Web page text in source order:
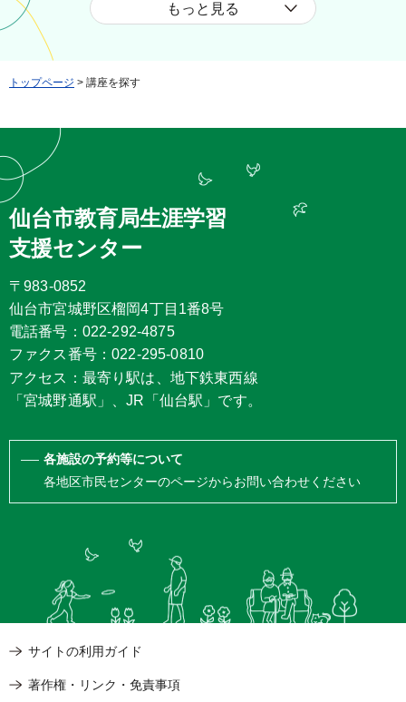
もっと見る
トップページ > 講座を探す
仙台市教育局生涯学習
支援センター
〒983-0852
仙台市宮城野区榴岡4丁目1番8号
電話番号：022-292-4875
ファクス番号：022-295-0810
アクセス：最寄り駅は、地下鉄東西線
「宮城野通駅」、JR「仙台駅」です。
各施設の予約等について
各地区市民センターのページからお問い合わせください
サイトの利用ガイド
著作権・リンク・免責事項